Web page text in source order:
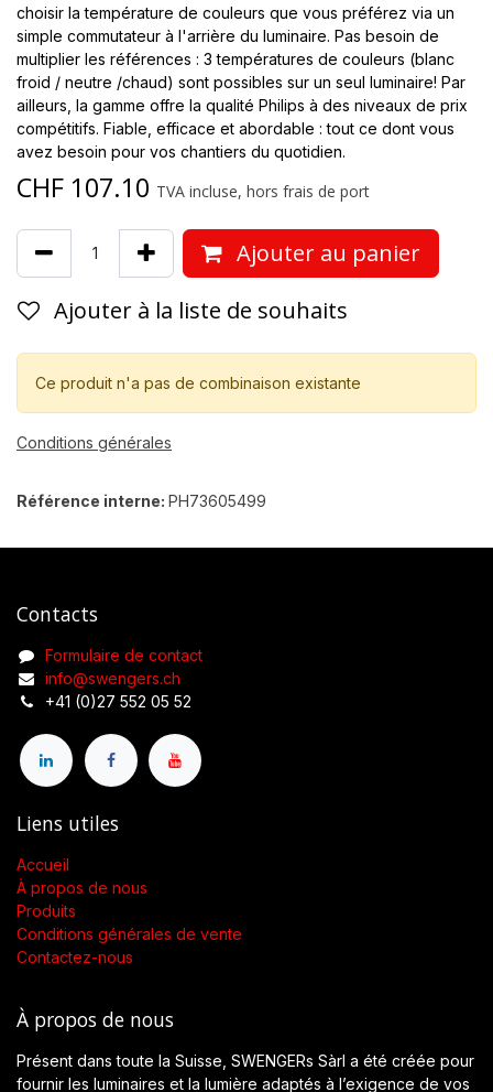
choisir la température de couleurs que vous préférez via un
simple commutateur à l'arrière du luminaire. Pas besoin de
multiplier les références : 3 températures de couleurs (blanc
froid / neutre /chaud) sont possibles sur un seul luminaire! Par
ailleurs, la gamme offre la qualité Philips à des niveaux de prix
compétitifs. Fiable, efficace et abordable : tout ce dont vous
avez besoin pour vos chantiers du quotidien.
CHF 107.10 TVA incluse, hors frais de port
Ajouter au panier
Ajouter à la liste de souhaits
Ce produit n'a pas de combinaison existante
Conditions générales
Référence interne: PH73605499
Contacts
Formulaire de contact
info@swengers.ch
+41 (0)27 552 05 52
Liens utiles
Accueil
À propos de nous
Produits
Conditions générales de vente
Contactez-nous
À propos de nous
Présent dans toute la Suisse, SWENGERs Sàrl a été créée pour
fournir les luminaires et la lumière adaptés à l’exigence de vos